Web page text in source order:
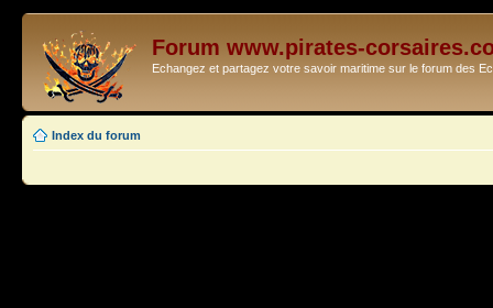
Forum www.pirates-
Echangez et partagez votre savoir maritime sur le forum des
Index du forum